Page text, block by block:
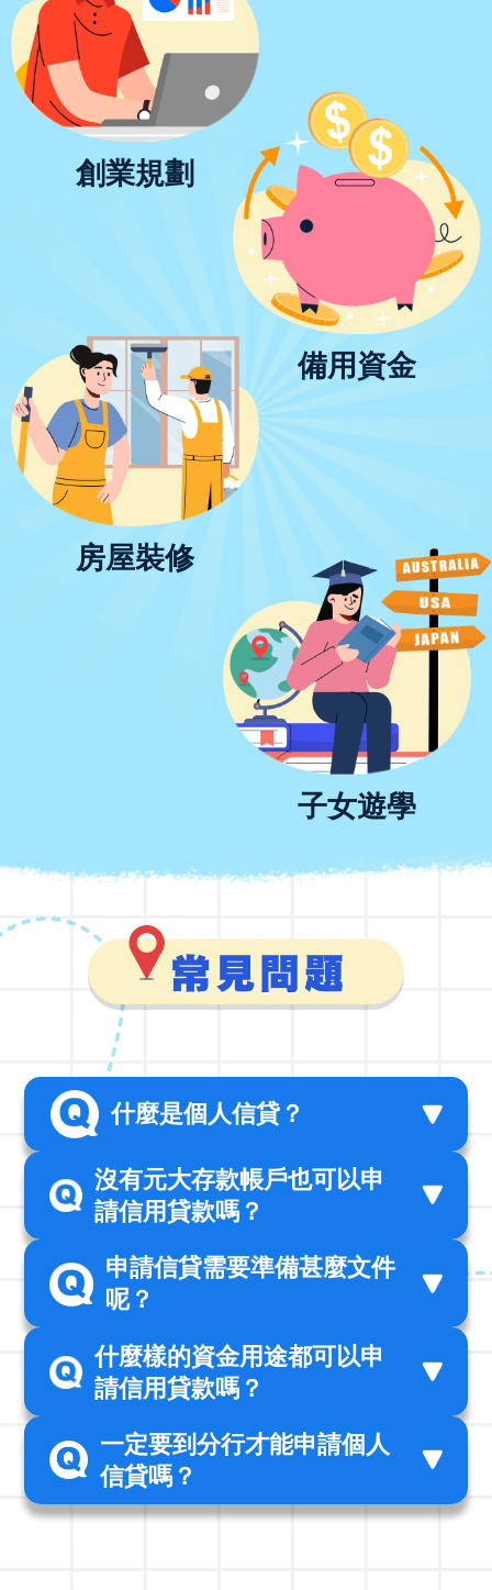
創業規劃
備用資金
房屋裝修
子女遊學
什麼是個人信貸？
沒有元大存款帳戶也可以申
請信用貸款嗎？
申請信貸需要準備甚麼文件
呢？
什麼樣的資金用途都可以申
請信用貸款嗎？
一定要到分行才能申請個人
信貸嗎？